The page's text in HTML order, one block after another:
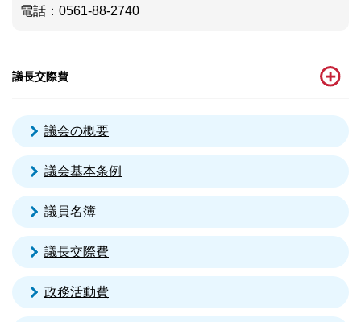
電話 ：0561-88-2740
議長交際費
議会の概要
議会基本条例
議員名簿
議長交際費
政務活動費